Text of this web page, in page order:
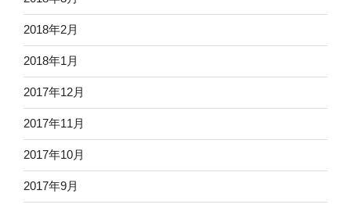
2018年2月
2018年1月
2017年12月
2017年11月
2017年10月
2017年9月